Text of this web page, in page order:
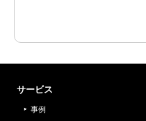
サービス
事例